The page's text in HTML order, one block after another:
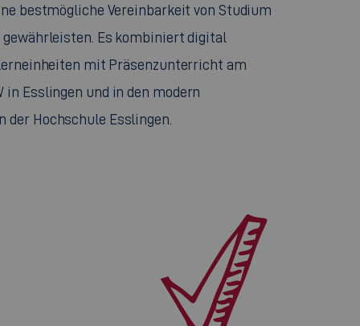
bestmögliche Vereinbarkeit von Studium
Es kombiniert digital
mit Präsenzunterricht am
in Esslingen und in den modern
der Hochschule Esslingen.